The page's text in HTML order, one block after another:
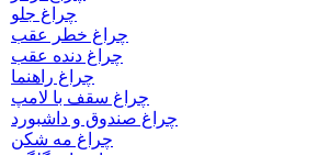
چراغ جلو
چراغ خطر عقب
چراغ دنده عقب
چراغ راهنما
چراغ سقف با لامپ
چراغ صندوق و داشبورد
چراغ مه شکن